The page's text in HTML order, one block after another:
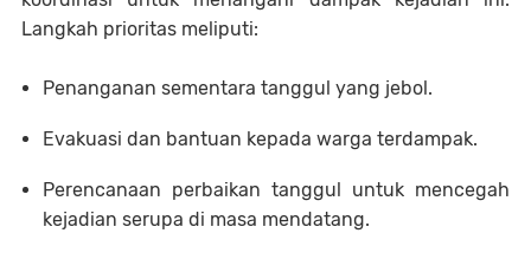
Langkah prioritas meliputi:
Penanganan sementara tanggul yang jebol.
Evakuasi dan bantuan kepada warga terdampak.
Perencanaan perbaikan tanggul untuk mencegah
kejadian serupa di masa mendatang.